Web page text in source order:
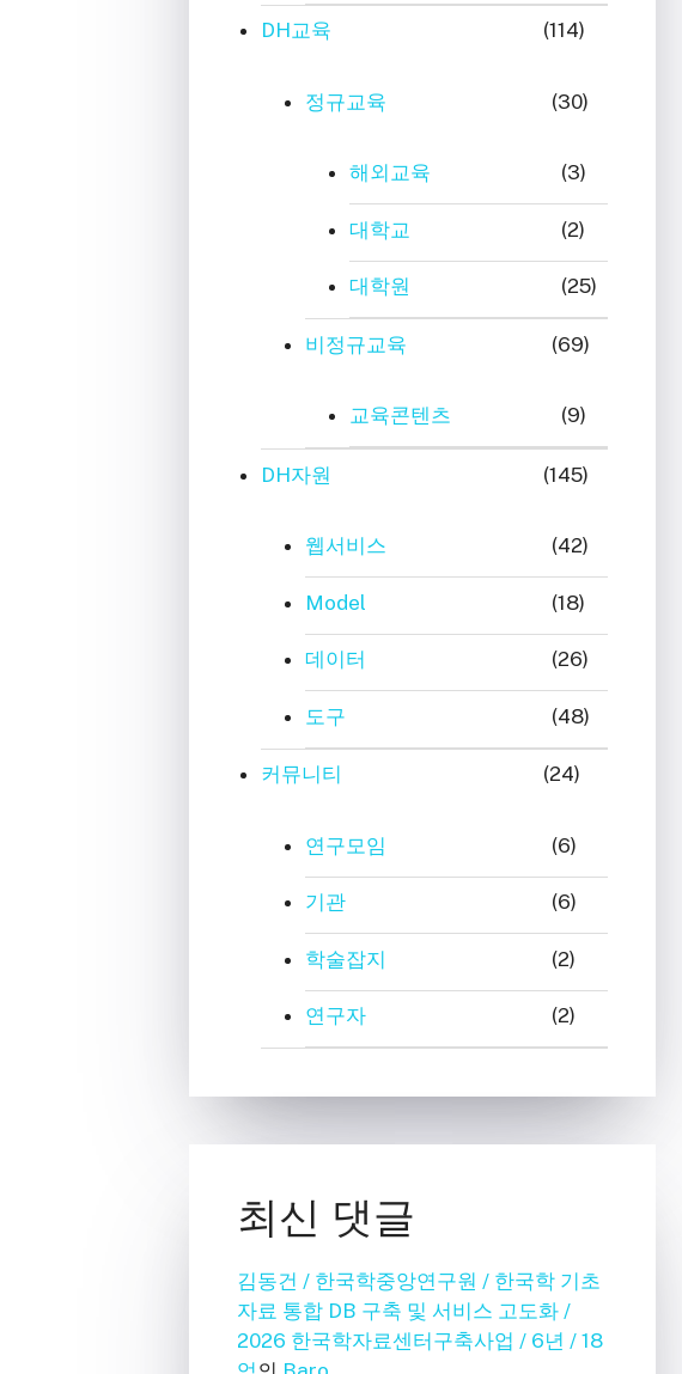
DH교육 (114)
정규교육 (30)
해외교육 (3)
대학교 (2)
대학원 (25)
비정규교육 (69)
교육콘텐츠 (9)
DH자원 (145)
웹서비스 (42)
Model (18)
데이터 (26)
도구 (48)
커뮤니티 (24)
연구모임 (6)
기관 (6)
학술잡지 (2)
연구자 (2)
최신 댓글
김동건 / 한국학중앙연구원 / 한국학 기초
자료 통합 DB 구축 및 서비스 고도화 /
2026 한국학자료센터구축사업 / 6년 / 18